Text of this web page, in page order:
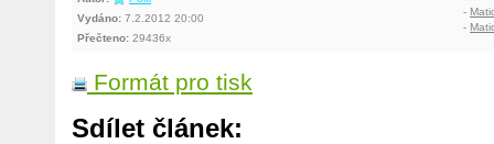
Vydáno: 7.2.2012 20:00
Přečteno: 29436x
-
-
Formát pro tisk
Sdílet článek: